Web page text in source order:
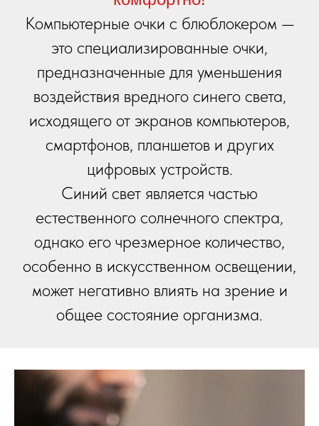
Компьютерные очки с блюблокером —
это специализированные очки,
предназначенные для уменьшения
воздействия вредного синего света,
исходящего от экранов компьютеров,
смартфонов, планшетов и других
цифровых устройств.
Синий свет является частью
естественного солнечного спектра,
однако его чрезмерное количество,
особенно в искусственном освещении,
может негативно влиять на зрение и
общее состояние организма.